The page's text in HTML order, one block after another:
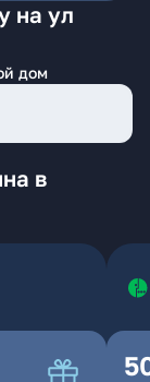
на ул
дом
в